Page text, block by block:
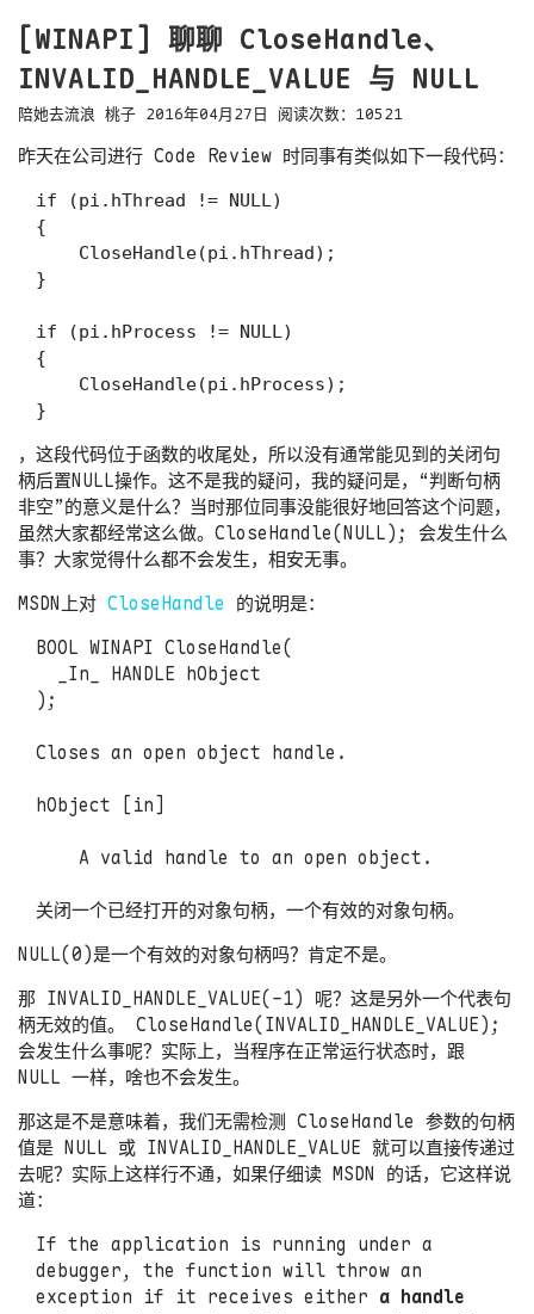
[WINAPI] 聊聊 CloseHandle、
INVALID_HANDLE_VALUE 与 NULL
陪她去流浪 桃子 2016年04月27日 阅读次数： 10521
昨天在公司进行 Code Review 时同事有类似如下一段代码：
if (pi.hThread != NULL)
{
    CloseHandle(pi.hThread);
}
if (pi.hProcess != NULL)
{
    CloseHandle(pi.hProcess);
，这段代码位于函数的收尾处，所以没有通常能见到的关闭句
柄后置NULL操作。这不是我的疑问，我的疑问是，“判断句柄
非空”的意义是什么？当时那位同事没能很好地回答这个问题，
虽然大家都经常这么做。 CloseHandle(NULL); 会发生什么
事？大家觉得什么都不会发生，相安无事。
MSDN上对 CloseHandle 的说明是：
BOOL WINAPI CloseHandle(
);
Closes an open object handle.
hObject [in]
NULL(0)是一个有效的对象句柄吗？肯定不是。
那 INVALID_HANDLE_VALUE(-1) 呢？这是另外一个代表句
柄无效的值。 CloseHandle(INVALID_HANDLE_VALUE);
会发生什么事呢？实际上，当程序在正常运行状态时，跟
NULL 一样，啥也不会发生。
那这是不是意味着，我们无需检测 CloseHandle 参数的句柄
值是 NULL 或 INVALID_HANDLE_VALUE 就可以直接传递过
去呢？实际上这样行不通，如果仔细读 MSDN 的话，它这样说
道：
If the application is running under a
debugger, the function will throw an
exception if it receives either a handle